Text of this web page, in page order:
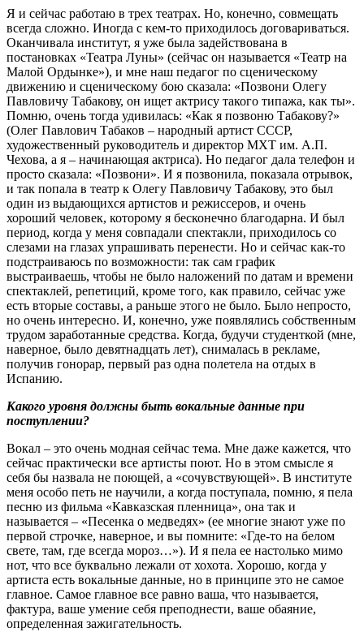
Я и сейчас работаю в трех театрах. Но, конечно, совмещать
всегда сложно. Иногда с кем-то приходилось договариваться.
Оканчивала институт, я уже была задействована в
постановках «Театра Луны» (сейчас он называется «Театр на
Малой Ордынке»), и мне наш педагог по сценическому
движению и сценическому бою сказала: «Позвони Олегу
Павловичу Табакову, он ищет актрису такого типажа, как ты».
Помню, очень тогда удивилась: «Как я позвоню Табакову?»
(Олег Павлович Табаков – народный артист СССР,
художественный руководитель и директор МХТ им. А.П.
Чехова, а я – начинающая актриса). Но педагог дала телефон и
просто сказала: «Позвони». И я позвонила, показала отрывок,
и так попала в театр к Олегу Павловичу Табакову, это был
один из выдающихся артистов и режиссеров, и очень
хороший человек, которому я бесконечно благодарна. И был
период, когда у меня совпадали спектакли, приходилось со
слезами на глазах упрашивать перенести. Но и сейчас как-то
подстраиваюсь по возможности: так сам график
выстраиваешь, чтобы не было наложений по датам и времени
спектаклей, репетиций, кроме того, как правило, сейчас уже
есть вторые составы, а раньше этого не было. Было непросто,
но очень интересно. И, конечно, уже появлялись собственным
трудом заработанные средства. Когда, будучи студенткой (мне,
наверное, было девятнадцать лет), снималась в рекламе,
получив гонорар, первый раз одна полетела на отдых в
Испанию.
Какого уровня должны быть вокальные данные при
поступлении?
Вокал – это очень модная сейчас тема. Мне даже кажется, что
сейчас практически все артисты поют. Но в этом смысле я
себя бы назвала не поющей, а «сочувствующей». В институте
меня особо петь не научили, а когда поступала, помню, я пела
песню из фильма «Кавказская пленница», она так и
называется – «Песенка о медведях» (ее многие знают уже по
первой строчке, наверное, и вы помните: «Где-то на белом
свете, там, где всегда мороз…»). И я пела ее настолько мимо
нот, что все буквально лежали от хохота. Хорошо, когда у
артиста есть вокальные данные, но в принципе это не самое
главное. Самое главное все равно ваша, что называется,
фактура, ваше умение себя преподнести, ваше обаяние,
определенная зажигательность.